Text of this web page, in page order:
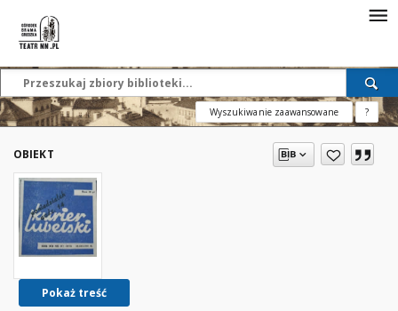
Wyszukiwanie zaawansowane ?
OBIEKT
Pokaż treść